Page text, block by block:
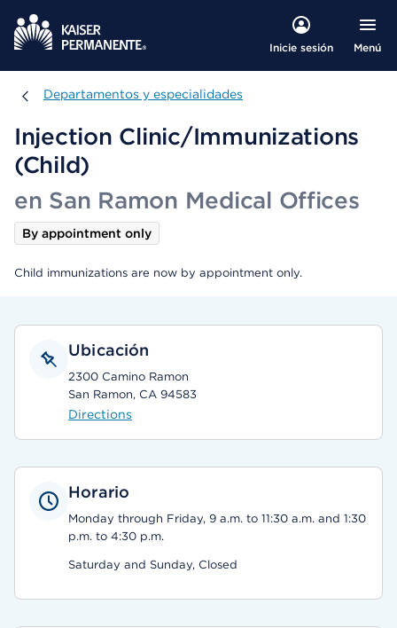
Inicie sesión Menú
Departamentos y especialidades
Departamentos y especialidades
Injection Clinic/Immunizations
(Child)
en San Ramon Medical Offices
By appointment only
Child immunizations are now by appointment only.
Ubicación
2300 Camino Ramon
San Ramon, CA 94583
Directions
Horario
Monday through Friday, 9 a.m. to 11:30 a.m. and 1:30
p.m. to 4:30 p.m.
Saturday and Sunday, Closed